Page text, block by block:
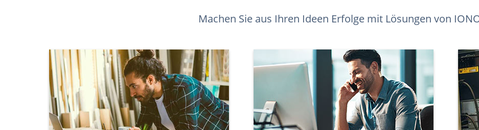
Machen Sie aus Ihren Ideen Erfolge mit Lösungen von